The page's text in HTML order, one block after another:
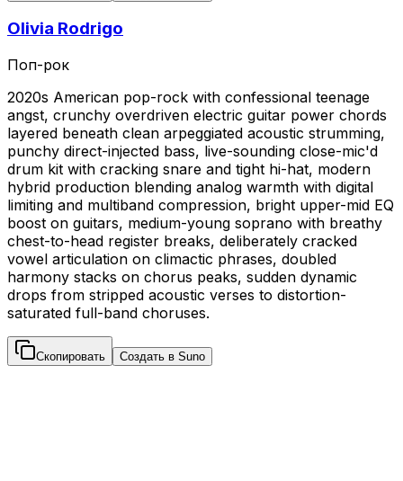
Olivia Rodrigo
Поп-рок
2020s American pop-rock with confessional teenage
angst, crunchy overdriven electric guitar power chords
layered beneath clean arpeggiated acoustic strumming,
punchy direct-injected bass, live-sounding close-mic'd
drum kit with cracking snare and tight hi-hat, modern
hybrid production blending analog warmth with digital
limiting and multiband compression, bright upper-mid EQ
boost on guitars, medium-young soprano with breathy
chest-to-head register breaks, deliberately cracked
vowel articulation on climactic phrases, doubled
harmony stacks on chorus peaks, sudden dynamic
drops from stripped acoustic verses to distortion-
saturated full-band choruses.
Скопировать Создать в Suno